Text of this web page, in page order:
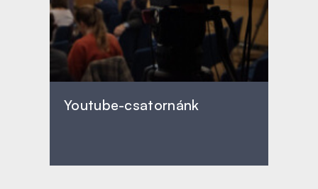
Youtube-csatornánk